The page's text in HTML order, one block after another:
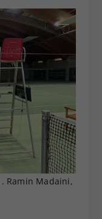
Ramin Madaini,